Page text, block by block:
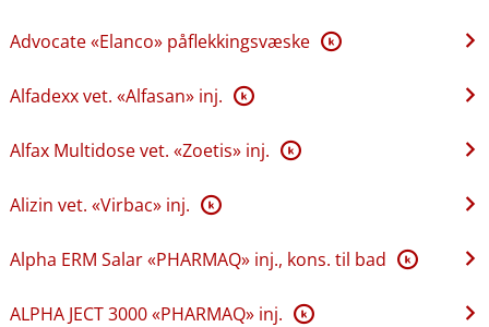
Advocate «Elanco» påflekkingsvæske K
Alfadexx vet. «Alfasan» inj. K
Alfax Multidose vet. «Zoetis» inj. K
Alizin vet. «Virbac» inj. K
Alpha ERM Salar «PHARMAQ» inj., kons. til bad K
ALPHA JECT 3000 «PHARMAQ» inj. K